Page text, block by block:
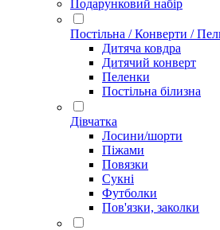
Подарунковий набір
Постільна / Конверти /
Дитяча ковдра
Дитячий конверт
Пеленки
Постільна білизна
Дівчатка
Лосини/шорти
Піжами
Повязки
Сукні
Футболки
Пов'язки, заколки